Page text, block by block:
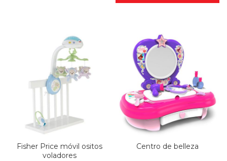
Fisher Price móvil ositos
voladores
Centro de belleza